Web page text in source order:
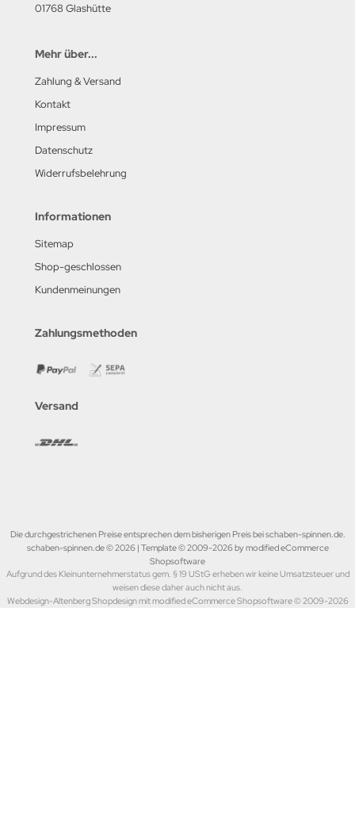
01768 Glashütte
Mehr über...
Zahlung & Versand
Kontakt
Impressum
Datenschutz
Widerrufsbelehrung
Informationen
Sitemap
Shop-geschlossen
Kundenmeinungen
Zahlungsmethoden
Versand
Die durchgestrichenen Preise entsprechen dem bisherigen Preis bei schaben-spinnen.de.
schaben-spinnen.de © 2026 | Template © 2009-2026 by modified eCommerce
Shopsoftware
Aufgrund des Kleinunternehmerstatus gem. § 19 UStG erheben wir keine Umsatzsteuer und
weisen diese daher auch nicht aus.
Webdesign-Altenberg Shopdesign mit modified eCommerce Shopsoftware © 2009-2026